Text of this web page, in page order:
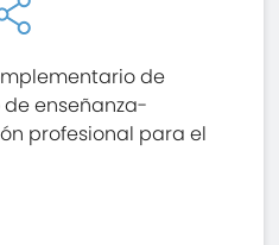
de
enseñanza-
profesional para el